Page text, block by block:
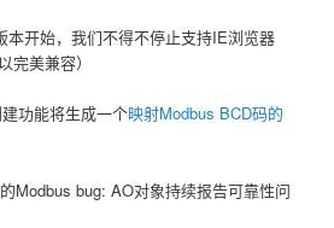
本开始，我们不得不停止支持IE浏览器
完美兼容）
功能将生成一个映射Modbus BCD码的
Modbus bug: AO对象持续报告可靠性问